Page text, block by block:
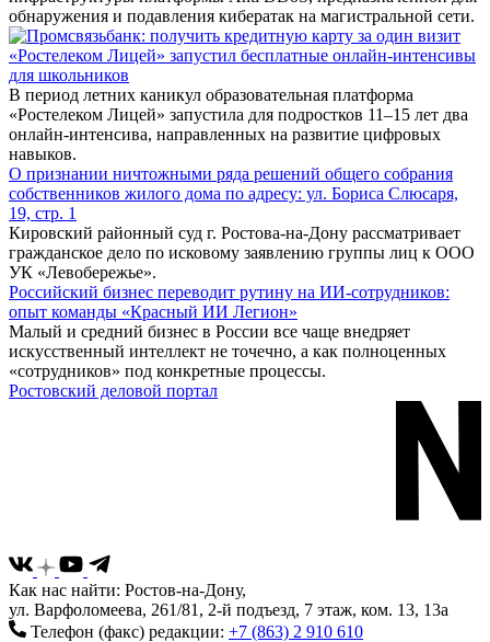
обнаружения и подавления кибератак на магистральной сети.
«Ростелеком Лицей» запустил бесплатные онлайн-интенсивы
для школьников
В период летних каникул образовательная платформа
«Ростелеком Лицей» запустила для подростков 11–15 лет два
онлайн-интенсива, направленных на развитие цифровых
навыков.
О признании ничтожными ряда решений общего собрания
собственников жилого дома по адресу: ул. Бориса Слюсаря,
19, стр. 1
Кировский районный суд г. Ростова-на-Дону рассматривает
гражданское дело по исковому заявлению группы лиц к ООО
УК «Левобережье».
Российский бизнес переводит рутину на ИИ-сотрудников:
опыт команды «Красный ИИ Легион»
Малый и средний бизнес в России все чаще внедряет
искусственный интеллект не точечно, а как полноценных
«сотрудников» под конкретные процессы.
Ростовский деловой портал
Как нас найти: Ростов-на-Дону,
ул. Варфоломеева, 261/81, 2-й подъезд, 7 этаж, ком. 13, 13а
Телефон (факс) редакции: +7 (863) 2 910 610